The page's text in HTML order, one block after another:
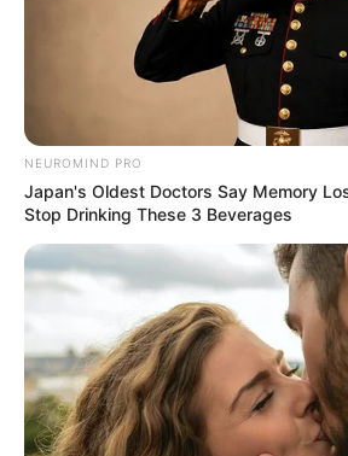
NEUROMIND PRO
Japan's Oldest Doctors Say Memory
Stop Drinking These 3 Beverages